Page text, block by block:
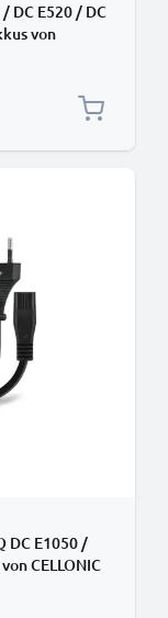
DC E520 / DC
von
DC E1050 /
CELLONIC